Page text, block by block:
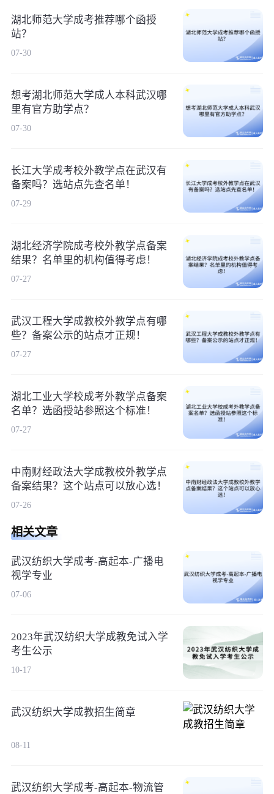
湖北师范大学成考推荐哪个函授
站？
07-30
想考湖北师范大学成人本科武汉哪
里有官方助学点？
07-30
长江大学成考校外教学点在武汉有
备案吗？选站点先查名单！
07-29
湖北经济学院成考校外教学点备案
结果？名单里的机构值得考虑！
07-27
武汉工程大学成教校外教学点有哪
些？备案公示的站点才正规！
07-27
湖北工业大学校成考外教学点备案
名单？选函授站参照这个标准！
07-27
中南财经政法大学成教校外教学点
备案结果？这个站点可以放心选！
07-26
相关文章
武汉纺织大学成考-高起本-广播电
视学专业
07-06
2023年武汉纺织大学成教免试入学
考生公示
10-17
武汉纺织大学成教招生简章
08-11
武汉纺织大学成考-高起本-物流管